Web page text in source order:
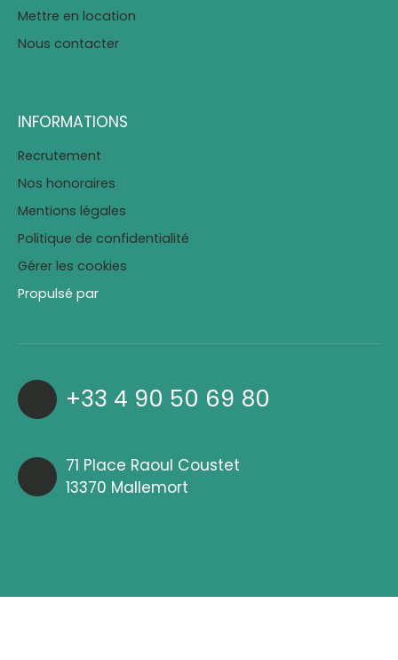
Mettre en location
Nous contacter
INFORMATIONS
Recrutement
Nos honoraires
Mentions légales
Politique de confidentialité
Gérer les cookies
Propulsé par
+33 4 90 50 69 80
71 Place Raoul Coustet
13370 Mallemort